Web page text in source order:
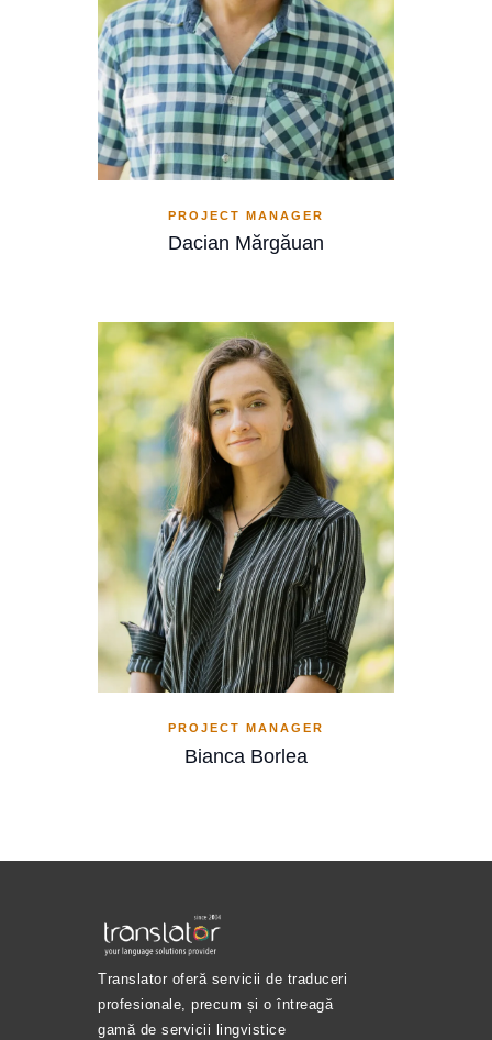
PROJECT MANAGER
Dacian Mărgăuan
PROJECT MANAGER
Bianca Borlea
Paginație
Translator oferă servicii de traduceri
profesionale, precum și o întreagă
gamă de servicii lingvistice